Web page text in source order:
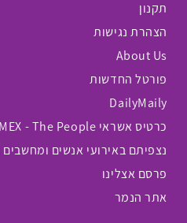
תקנון
הצהרת נגישות
About Us
פורטל החדשות
DailyMaily
כרטיס אשראי AMEX - The People
נצפיתם באירועי אנשים ומחשבים
פרסם אצלינו
אתר הנמר